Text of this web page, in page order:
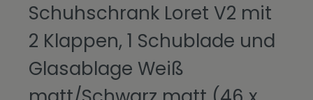
Schuhschrank Loret V2 mit
2 Klappen, 1 Schublade und
Glasablage Weiß